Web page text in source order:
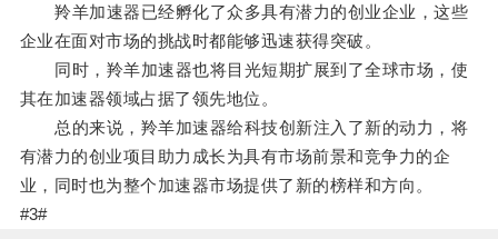
羚羊加速器已经孵化了众多具有潜力的创业企业，这些
企业在面对市场的挑战时都能够迅速获得突破。
同时，羚羊加速器也将目光短期扩展到了全球市场，使
其在加速器领域占据了领先地位。
总的来说，羚羊加速器给科技创新注入了新的动力，将
有潜力的创业项目助力成长为具有市场前景和竞争力的企
业，同时也为整个加速器市场提供了新的榜样和方向。
#3#